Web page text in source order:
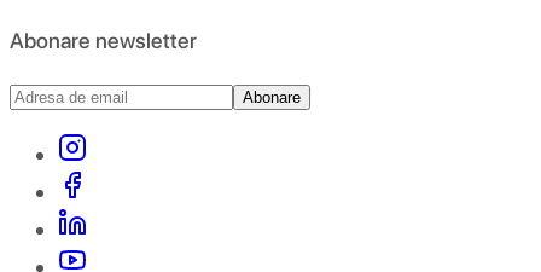
Abonare newsletter
Abonare